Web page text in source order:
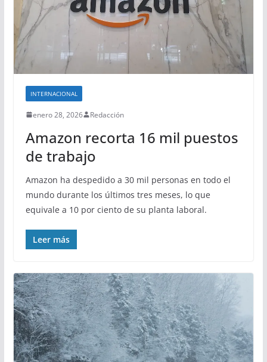
INTERNACIONAL
enero 28, 2026 Redacción
Amazon recorta 16 mil puestos
de trabajo
Amazon ha despedido a 30 mil personas en todo el
mundo durante los últimos tres meses, lo que
equivale a 10 por ciento de su planta laboral.
Leer más